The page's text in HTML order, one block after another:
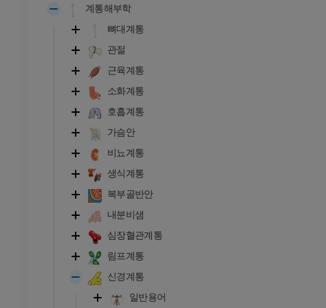
계통해부학
뼈대계통
관절
근육계통
소화계통
호흡계통
가슴안
비뇨계통
생식계통
복부골반안
내분비샘
심장혈관계통
림프계통
신경계통
일반용어